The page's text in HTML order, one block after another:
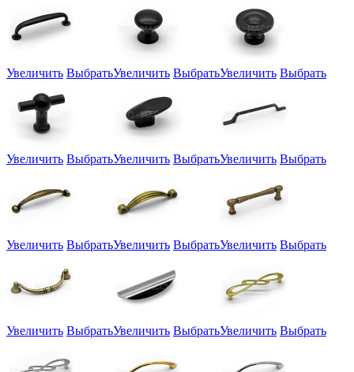
Увеличить ВыбратьУвеличить ВыбратьУвеличить Выбрать
Увеличить ВыбратьУвеличить ВыбратьУвеличить Выбрать
Увеличить ВыбратьУвеличить ВыбратьУвеличить Выбрать
Увеличить ВыбратьУвеличить ВыбратьУвеличить Выбрать